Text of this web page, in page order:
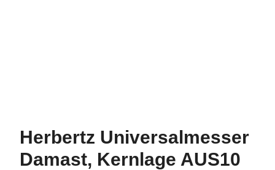
Herbertz Universalmesser
Damast, Kernlage AUS10